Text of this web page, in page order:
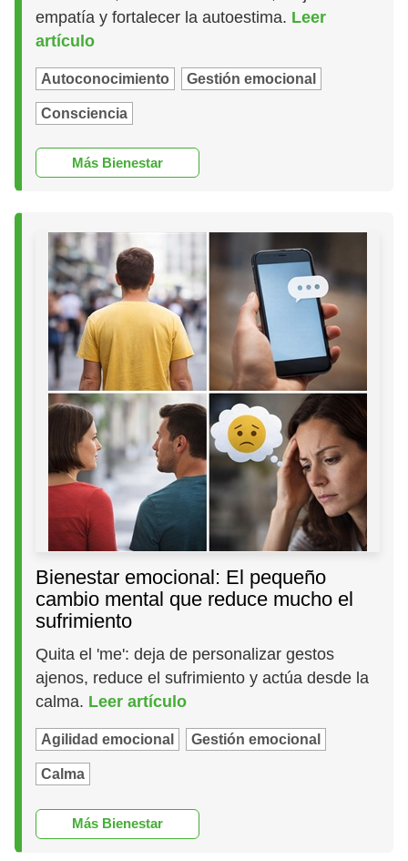
empatía y fortalecer la autoestima. Leer
artículo
Autoconocimiento Gestión emocional
Consciencia
Más Bienestar
Bienestar emocional: El pequeño
cambio mental que reduce mucho el
sufrimiento
Quita el 'me': deja de personalizar gestos
ajenos, reduce el sufrimiento y actúa desde la
calma. Leer artículo
Agilidad emocional Gestión emocional
Calma
Más Bienestar